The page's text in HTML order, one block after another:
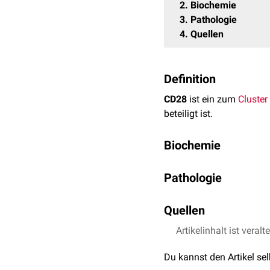
2 Biochemie
3 Pathologie
4 Quellen
Definition
CD28 ist ein zum
beteiligt ist.
Biochemie
Zellenexprimiert und
vermittelt damit die
Pathologie
Pathogenese
Entwicklung von
Quellen
↑ Vernerova et al
A
↑ Baek et al
The
Artikelinhalt ist
Du kannst den Artikel